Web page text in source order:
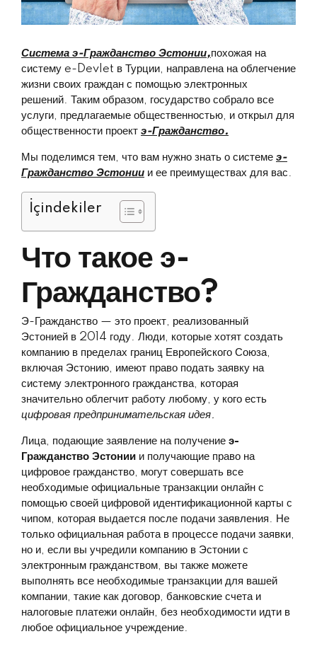
Система э-Гражданство Эстонии,похожая на
систему e-Devlet в Турции, направлена на облегчение
жизни своих граждан с помощью электронных
решений. Таким образом, государство собрало все
услуги, предлагаемые общественностью, и открыл для
общественности проект э-Гражданство.
Мы поделимся тем, что вам нужно знать о системе э-
Гражданство Эстонии и ее преимуществах для вас.
İçindekiler
Что такое э-
Гражданство?
Э-Гражданство — это проект, реализованный
Эстонией в 2014 году. Люди, которые хотят создать
компанию в пределах границ Европейского Союза,
включая Эстонию, имеют право подать заявку на
систему электронного гражданства, которая
значительно облегчит работу любому, у кого есть
цифровая предпринимательская идея.
Лица, подающие заявление на получение э-
Гражданство Эстонии и получающие право на
цифровое гражданство, могут совершать все
необходимые официальные транзакции онлайн с
помощью своей цифровой идентификационной карты с
чипом, которая выдается после подачи заявления. Не
только официальная работа в процессе подачи заявки,
но и, если вы учредили компанию в Эстонии с
электронным гражданством, вы также можете
выполнять все необходимые транзакции для вашей
компании, такие как договор, банковские счета и
налоговые платежи онлайн, без необходимости идти в
любое официальное учреждение.